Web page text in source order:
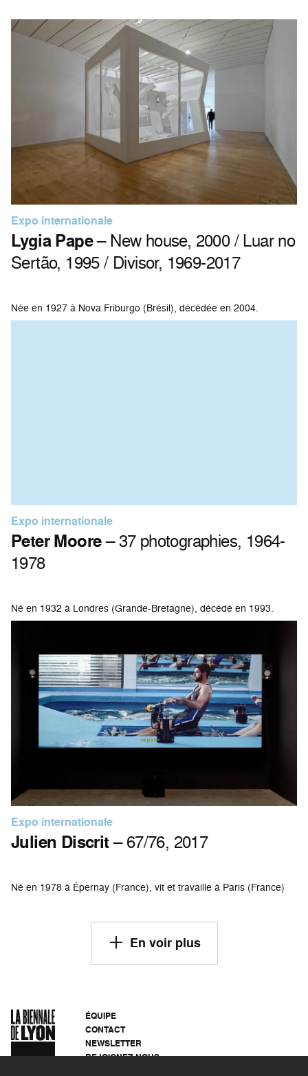
Expo internationale
Lygia Pape– New house, 2000 / Luar no
Sertão, 1995 / Divisor, 1969-2017
Née en 1927 à Nova Friburgo (Brésil), décédée en 2004.
Expo internationale
Peter Moore– 37 photographies, 1964-
1978
Né en 1932 à Londres (Grande-Bretagne), décédé en 1993.
Expo internationale
Julien Discrit– 67/76, 2017
Né en 1978 à Épernay (France), vit et travaille à Paris (France)
En voir plus
ÉQUIPE
CONTACT
NEWSLETTER
REJOIGNEZ-NOUS